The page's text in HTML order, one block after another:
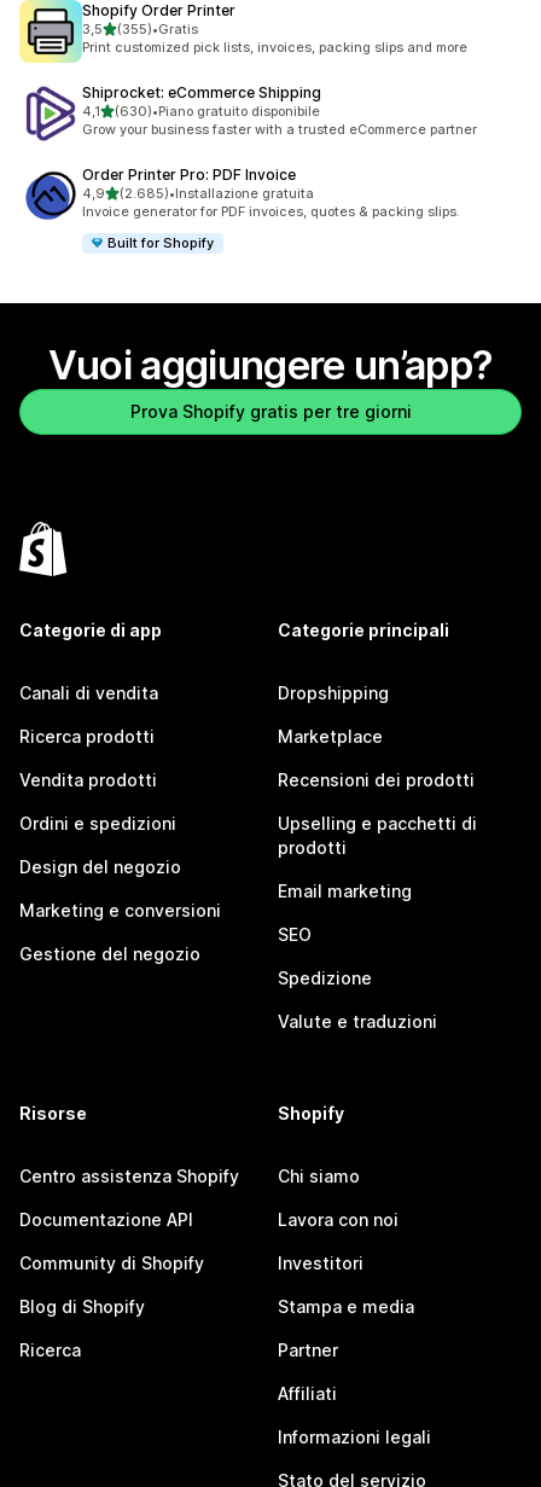
Shopify Order Printer
3,5stelle su 5
(355)
355 recensioni totali
•Gratis
Print customized pick lists, invoices, packing slips and more
Shiprocket: eCommerce Shipping
4,1stelle su 5
(630)
630 recensioni totali
•Piano gratuito disponibile
Grow your business faster with a trusted eCommerce partner
Order Printer Pro: PDF Invoice
4,9stelle su 5
(2.685)
2685 recensioni totali
•Installazione gratuita
Invoice generator for PDF invoices, quotes & packing slips.
Built for Shopify
Vuoi aggiungere un’app?
Prova Shopify gratis per tre giorni
Categorie di app
Canali di vendita
Ricerca prodotti
Vendita prodotti
Ordini e spedizioni
Design del negozio
Marketing e conversioni
Gestione del negozio
Categorie principali
Dropshipping
Marketplace
Recensioni dei prodotti
Upselling e pacchetti di
prodotti
Email marketing
SEO
Spedizione
Valute e traduzioni
Risorse
Centro assistenza Shopify
Documentazione API
Community di Shopify
Blog di Shopify
Ricerca
Shopify
Chi siamo
Lavora con noi
Investitori
Stampa e media
Partner
Affiliati
Informazioni legali
Stato del servizio